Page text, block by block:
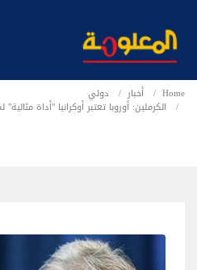
Home أخبار
دولي
الكرملين: أوروبا تعتبر أوكرانيا "أداة